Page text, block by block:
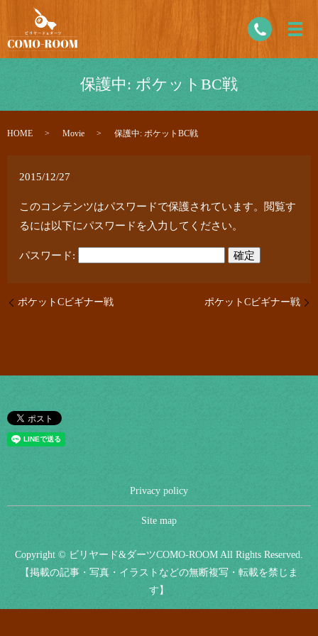
保護中: ポケットBC戦
HOME Movie 保護中: ポケットBC戦
2015/12/27
このコンテンツはパスワードで保護されています。閲覧す
るには以下にパスワードを入力してください。
パスワード:
ポケットCビギナー戦 ポケットCビギナー戦
Privacy policy
Site map
Copyright © ビリヤード&ダーツCOMO-ROOM All Rights Reserved.
【掲載の記事・写真・イラストなどの無断複写・転載を禁じま
す】